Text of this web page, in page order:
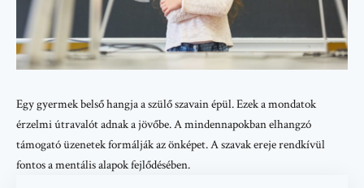
Egy gyermek belső hangja a szülő szavain épül. Ezek a mondatok
érzelmi útravalót adnak a jövőbe. A mindennapokban elhangzó
támogató üzenetek formálják az önképet. A szavak ereje rendkívül
fontos a mentális alapok fejlődésében.